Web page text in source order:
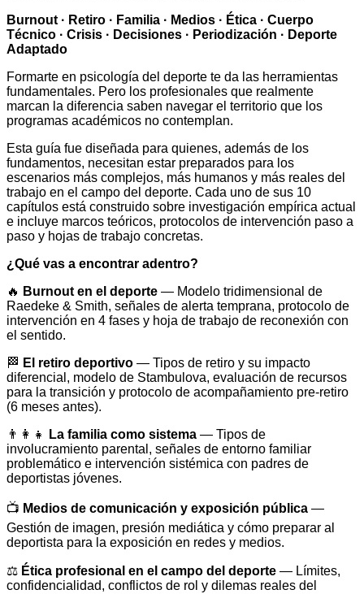
Burnout · Retiro · Familia · Medios · Ética · Cuerpo
Técnico · Crisis · Decisiones · Periodización · Deporte
Adaptado
Formarte en psicología del deporte te da las herramientas
fundamentales. Pero los profesionales que realmente
marcan la diferencia saben navegar el territorio que los
programas académicos no contemplan.
Esta guía fue diseñada para quienes, además de los
fundamentos, necesitan estar preparados para los
escenarios más complejos, más humanos y más reales del
trabajo en el campo del deporte. Cada uno de sus 10
capítulos está construido sobre investigación empírica actual
e incluye marcos teóricos, protocolos de intervención paso a
paso y hojas de trabajo concretas.
¿Qué vas a encontrar adentro?
🔥 Burnout en el deporte — Modelo tridimensional de
Raedeke & Smith, señales de alerta temprana, protocolo de
intervención en 4 fases y hoja de trabajo de reconexión con
el sentido.
🏁 El retiro deportivo — Tipos de retiro y su impacto
diferencial, modelo de Stambulova, evaluación de recursos
para la transición y protocolo de acompañamiento pre-retiro
(6 meses antes).
👨‍👩‍👧
La familia como sistema — Tipos de
involucramiento parental, señales de entorno familiar
problemático e intervención sistémica con padres de
deportistas jóvenes.
📺 Medios de comunicación y exposición pública —
Gestión de imagen, presión mediática y cómo preparar al
deportista para la exposición en redes y medios.
⚖️ Ética profesional en el campo del deporte — Límites,
confidencialidad, conflictos de rol y dilemas reales del